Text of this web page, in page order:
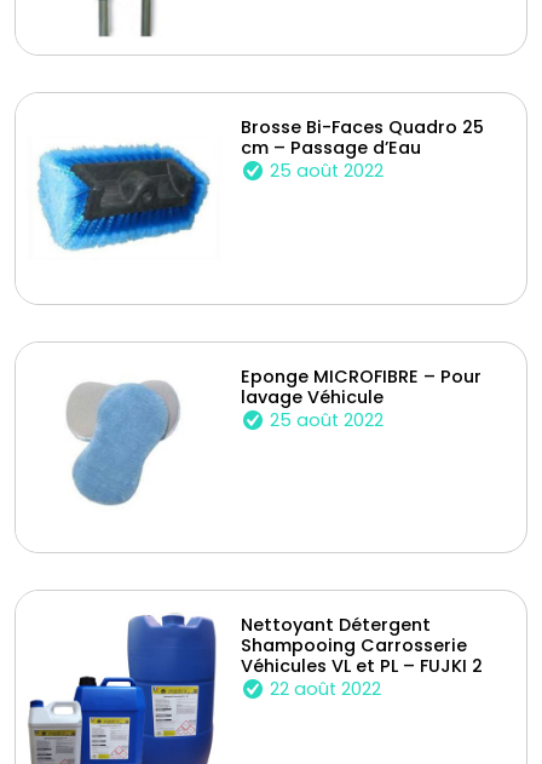
Brosse Bi-Faces Quadro 25
cm – Passage d’Eau
25 août 2022
Eponge MICROFIBRE – Pour
lavage Véhicule
25 août 2022
Nettoyant Détergent
Shampooing Carrosserie
Véhicules VL et PL – FUJKI 2
22 août 2022